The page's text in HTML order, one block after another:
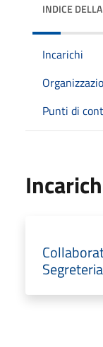
INDICE
Incarichi
Punti di